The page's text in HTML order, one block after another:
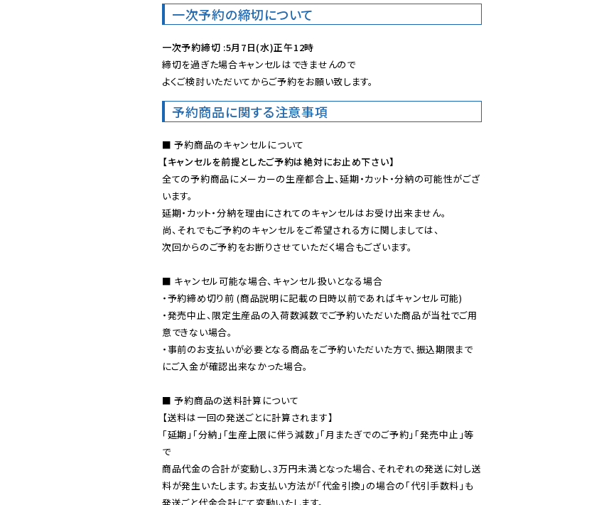
一次予約の締切について
一次予約締切 :5月7日(水)正午12時
締切を過ぎた場合キャンセルはできませんので
よくご検討いただいてからご予約をお願い致します。
予約商品に関する注意事項
【キャンセルを前提としたご予約は絶対にお止め下さい】
全ての予約商品にメーカーの生産都合上、延期・カット・分納の可能性がござ
います。
延期・カット・分納を理由にされてのキャンセルはお受け出来ません。
尚、それでもご予約のキャンセルをご希望される方に関しましては、
次回からのご予約をお断りさせていただく場合もございます。
■ キャンセル可能な場合、キャンセル扱いとなる場合
・予約締め切り前 (商品説明に記載の日時以前であればキャンセル可能)
・発売中止、限定生産品の入荷数減数でご予約いただいた商品が当社でご用
意できない場合。
・事前のお支払いが必要となる商品をご予約いただいた方で、振込期限まで
にご入金が確認出来なかった場合。
■ 予約商品の送料計算について
【送料は一回の発送ごとに計算されます】
「延期」「分納」「生産上限に伴う減数」「月またぎでのご予約」「発売中止」等
で
商品代金の合計が変動し、3万円未満となった場合、それぞれの発送に対し送
料が発生いたします。お支払い方法が「代金引換」の場合の「代引手数料」も